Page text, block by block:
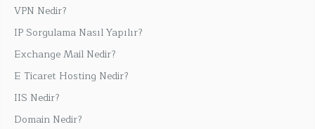
VPN Nedir?
IP Sorgulama Nasıl Yapılır?
Exchange Mail Nedir?
E Ticaret Hosting Nedir?
IIS Nedir?
Domain Nedir?